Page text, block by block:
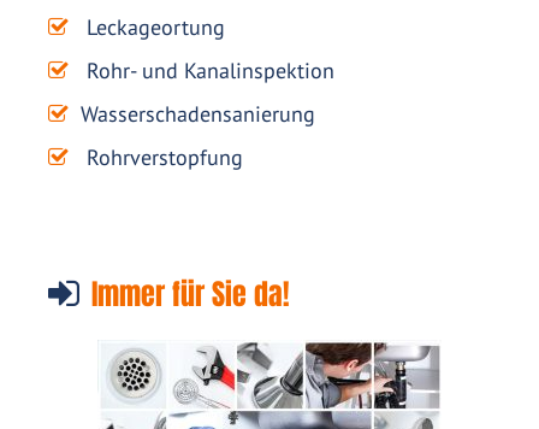
Leckageortung
Rohr- und Kanalinspektion
Wasserschadensanierung
Rohrverstopfung
Immer für Sie da!